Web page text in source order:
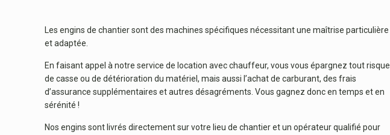
Les engins de chantier sont des machines spécifiques nécessitant une maîtrise particulière
et adaptée.
En faisant appel à notre service de location avec chauffeur, vous vous épargnez tout risque
de casse ou de détérioration du matériel, mais aussi l’achat de carburant, des frais
d’assurance supplémentaires et autres désagréments. Vous gagnez donc en temps et en
sérénité !
Nos engins sont livrés directement sur votre lieu de chantier et un opérateur qualifié pour